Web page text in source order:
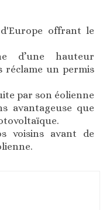
offrant le
d’une hauteur
réclame un permis
par son éolienne
avantageuse que
voisins avant de